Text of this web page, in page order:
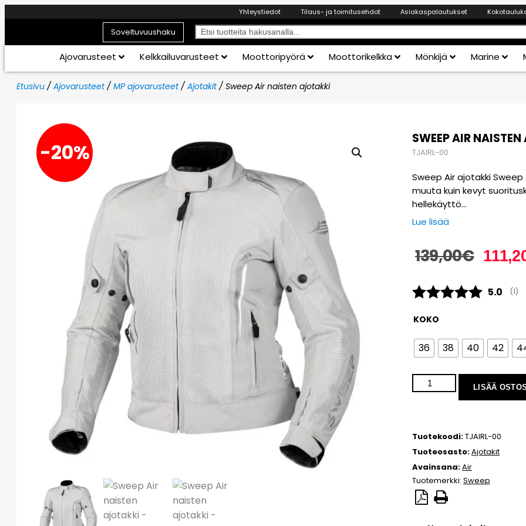
Yhteystiedot Tilaus- ja toimitusehdot Asiakaspalautukset
Soveltuvuushaku
Ajovarusteet Kelkkailuvarusteet Moottoripyörä Moottorikelkka Mönkijä Marine
Etusivu / Ajovarusteet/ MP ajovarusteet/ Ajotakit/ Sweep Air naisten ajotakki
-20%
SWEEP AIR
TJAIRL-00
Sweep Air ajotakki
muuta kuin kevyt
hellekäyttö…
Lue lisää
139,00€
5.0 (1)
KOKO
36 38 40 42
LISÄÄ
Tuotekoodi:TJAIRL-00
Tuoteosasto:Ajotakit
Avainsana:Air
Tuotemerkki: Sweep